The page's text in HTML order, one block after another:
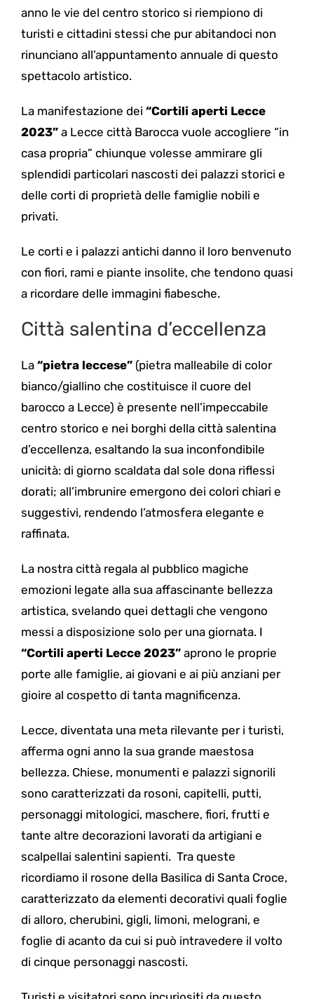
anno le vie del centro storico si riempiono di
turisti e cittadini stessi che pur abitandoci non
rinunciano all’appuntamento annuale di questo
spettacolo artistico.
La manifestazione dei “Cortili aperti Lecce
2023”a Lecce città Barocca vuole accogliere “in
casa propria” chiunque volesse ammirare gli
splendidi particolari nascosti dei palazzi storici e
delle corti di proprietà delle famiglie nobili e
privati.
Le corti e i palazzi antichi danno il loro benvenuto
con fiori, rami e piante insolite, che tendono quasi
a ricordare delle immagini fiabesche.
Città salentina d’eccellenza
La “pietra leccese”(pietra malleabile di color
bianco/giallino che costituisce il cuore del
barocco a Lecce) è presente nell’impeccabile
centro storico e nei borghi della città salentina
d’eccellenza, esaltando la sua inconfondibile
unicità: di giorno scaldata dal sole dona riflessi
dorati; all’imbrunire emergono dei colori chiari e
suggestivi, rendendo l’atmosfera elegante e
raffinata.
La nostra città regala al pubblico magiche
emozioni legate alla sua affascinante bellezza
artistica, svelando quei dettagli che vengono
messi a disposizione solo per una giornata. I
“Cortili aperti Lecce 2023”aprono le proprie
porte alle famiglie, ai giovani e ai più anziani per
gioire al cospetto di tanta magnificenza.
Lecce, diventata una meta rilevante per i turisti,
afferma ogni anno la sua grande maestosa
bellezza. Chiese, monumenti e palazzi signorili
sono caratterizzati da rosoni, capitelli, putti,
personaggi mitologici, maschere, fiori, frutti e
tante altre decorazioni lavorati da artigiani e
scalpellai salentini sapienti. Tra queste
ricordiamo il rosone della Basilica di Santa Croce,
caratterizzato da elementi decorativi quali foglie
di alloro, cherubini, gigli, limoni, melograni, e
foglie di acanto da cui si può intravedere il volto
di cinque personaggi nascosti.